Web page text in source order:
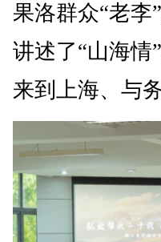
果洛群众“老李
讲述了“山海情
来到上海、与